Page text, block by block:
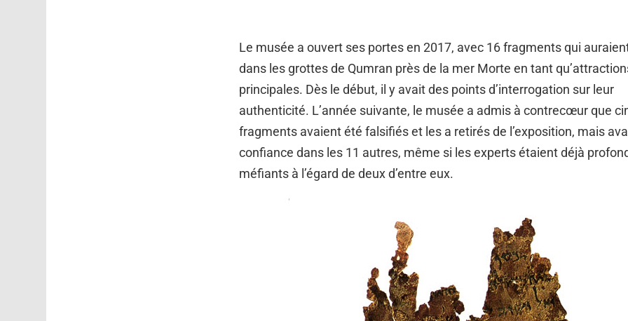
Le musée a ouvert ses portes en 2017, avec 16 fragments qui
dans les grottes de Qumran près de la mer Morte en tant
principales. Dès le début, il y avait des points d’interrogation sur leur
authenticité. L’année suivante, le musée a admis à contrecœur que
fragments avaient été falsifiés et les a retirés de l’exposition, mais
confiance dans les 11 autres, même si les experts étaient déjà
méfiants à l’égard de deux d’entre eux.